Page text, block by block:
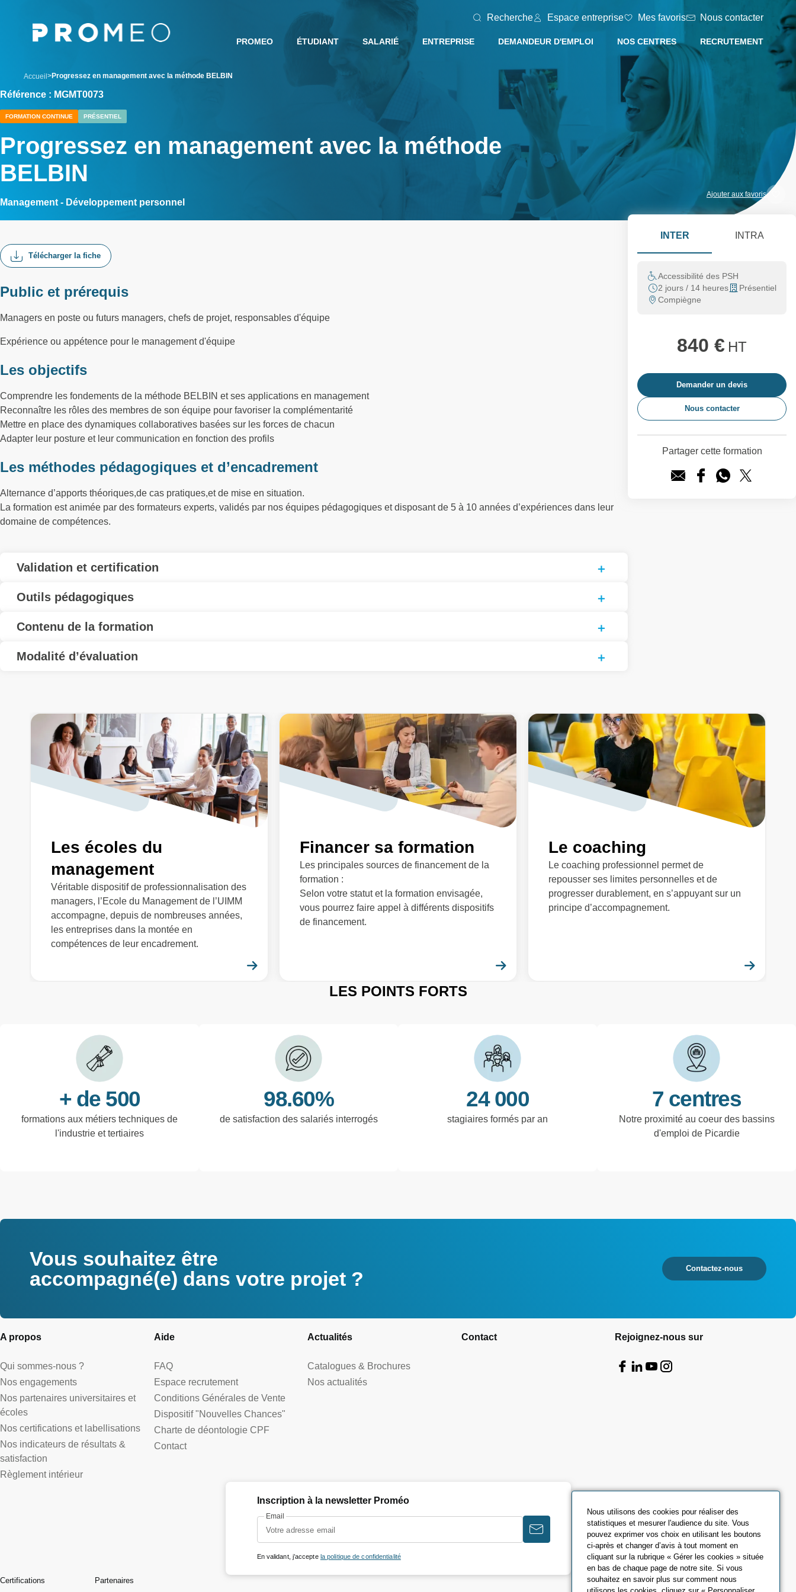
Recherche Espace entreprise Mes favoris Nous contacter
PROMEO ÉTUDIANT SALARIÉ ENTREPRISE DEMANDEUR D'EMPLOI NOS CENTRES RECRUTEMENT
Accueil Progressez en management avec la méthode BELBIN
Référence : MGMT0073
FORMATION CONTINUE PRÉSENTIEL
Progressez en management avec la méthode
BELBIN
Management - Développement personnel
Ajouter aux favoris
Télécharger la fiche
Public et prérequis
Managers en poste ou futurs managers, chefs de projet, responsables d'équipe
Expérience ou appétence pour le management d'équipe
Les objectifs
Comprendre les fondements de la méthode BELBIN et ses applications en management
Reconnaître les rôles des membres de son équipe pour favoriser la complémentarité
Mettre en place des dynamiques collaboratives basées sur les forces de chacun
Adapter leur posture et leur communication en fonction des profils
Les méthodes pédagogiques et d’encadrement
Alternance d’apports théoriques,de cas pratiques,et de mise en situation.
La formation est animée par des formateurs experts, validés par nos équipes pédagogiques et disposant de 5 à 10 années d’expériences dans leur
domaine de compétences.
Validation et certification
Outils pédagogiques
Contenu de la formation
Modalité d’évaluation
INTER INTRA
Accessibilité des PSH
2 jours / 14 heures
Présentiel
Compiègne
840 € HT
Demander un devis
Nous contacter
Partager cette formation
Les écoles du
management
Véritable dispositif de professionnalisation des
managers, l’Ecole du Management de l’UIMM
accompagne, depuis de nombreuses années,
les entreprises dans la montée en
compétences de leur encadrement.
Financer sa formation
Les principales sources de financement de la
formation :
Selon votre statut et la formation envisagée,
vous pourrez faire appel à différents dispositifs
de financement.
Le coaching
Le coaching professionnel permet de
repousser ses limites personnelles et de
progresser durablement, en s’appuyant sur un
principe d’accompagnement.
LES POINTS FORTS
+ de 500
formations aux métiers techniques de
l'industrie et tertiaires
98.60%
de satisfaction des salariés interrogés
24 000
stagiaires formés par an
7 centres
Notre proximité au coeur des bassins
d'emploi de Picardie
Vous souhaitez être
accompagné(e) dans votre projet ?
Contactez-nous
A propos
Qui sommes-nous ?
Nos engagements
Nos partenaires universitaires et
écoles
Nos certifications et labellisations
Nos indicateurs de résultats &
satisfaction
Règlement intérieur
Aide
FAQ
Espace recrutement
Conditions Générales de Vente
Dispositif "Nouvelles Chances"
Charte de déontologie CPF
Contact
Actualités
Catalogues & Brochures
Nos actualités
Contact Rejoignez-nous sur
Inscription à la newsletter Proméo
Email
En validant, j’accepte la politique de confidentialité
Certifications Partenaires
Nous utilisons des cookies pour réaliser des
statistiques et mesurer l'audience du site. Vous
pouvez exprimer vos choix en utilisant les boutons
ci-après et changer d’avis à tout moment en
cliquant sur la rubrique « Gérer les cookies » située
en bas de chaque page de notre site. Si vous
souhaitez en savoir plus sur comment nous